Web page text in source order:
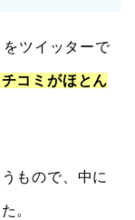
ツイッターで
コミがほとん
うもので、中に
。